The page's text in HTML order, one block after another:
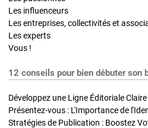
Les influenceurs
Les entreprises, collectivités et
Les experts
Vous !
12 conseils pour bien débuter son
Développez une Ligne Éditoriale
Présentez-vous : L'Importance de